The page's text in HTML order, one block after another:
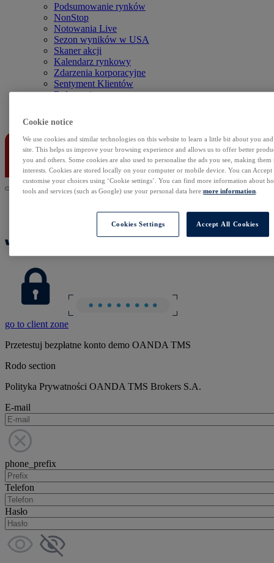
Podsumowanie rynków
NonStop
Notowania Live
Sezon wyników w USA
Skaner akcji
Kalendarz rynkowy
Zdarzenia korporacyjne
Sentyment Klientów
Rolowania
Kontakt
go to client zone
Przetestuj bezpłatne konto demo OANDA TMS
Rodo section
Polityka Prywatności OANDA TMS Brokers S.A.
E-mail
phone_prefix
Telefon
Hasło
Cookie notice
We use cookies and similar technologies on this website to learn a little bit about you
site. This helps us improve your browsing experience and allows us to offer better
you and others. Some cookies are also used to personalise the ads you see, making
interests. Cookies are stored locally on your computer or mobile device. You can
customise your choices using ‘Cookie settings’. You can find more information about
tools and services (such as Google) use your personal data here:more information
Cookies Settings Accept All Cookies